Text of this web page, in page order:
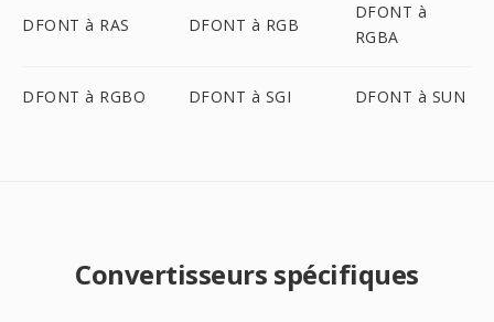
DFONT à RAS DFONT à RGB
DFONT à
RGBA
DFONT à RGBO DFONT à SGI DFONT à SUN
Convertisseurs spécifiques